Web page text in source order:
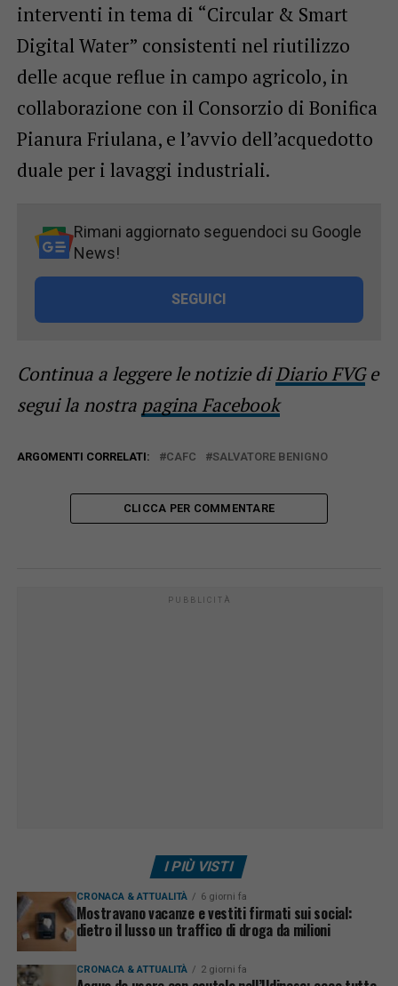
interventi in tema di “Circular & Smart
Digital Water” consistenti nel riutilizzo
delle acque reflue in campo agricolo, in
collaborazione con il Consorzio di Bonifica
Pianura Friulana, e l’avvio dell’acquedotto
duale per i lavaggi industriali.
Rimani aggiornato seguendoci su Google
News!
SEGUICI
Continua a leggere le notizie diDiario FVGe
segui la nostra pagina Facebook
ARGOMENTI CORRELATI: CAFC SALVATORE BENIGNO
CLICCA PER COMMENTARE
PUBBLICITÀ
I PIÙ VISTI
CRONACA & ATTUALITÀ 6 giorni fa
Mostravano vacanze e vestiti firmati sui social:
dietro il lusso un traffico di droga da milioni
CRONACA & ATTUALITÀ 2 giorni fa